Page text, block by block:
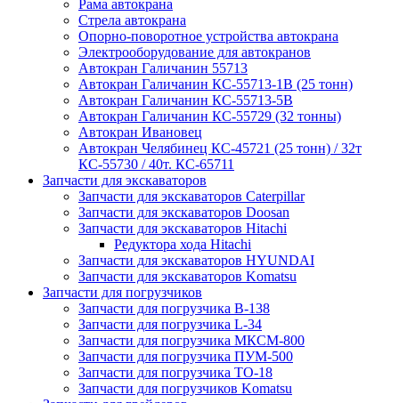
Рама автокрана
Стрела автокрана
Опорно-поворотное устройства автокрана
Электрооборудование для автокранов
Автокран Галичанин 55713
Автокран Галичанин КС-55713-1В (25 тонн)
Автокран Галичанин КС-55713-5В
Автокран Галичанин КС-55729 (32 тонны)
Автокран Ивановец
Автокран Челябинец КС-45721 (25 тонн) / 32т
КС-55730 / 40т. КС-65711
Запчасти для экскаваторов
Запчасти для экскаваторов Caterpillar
Запчасти для экскаваторов Doosan
Запчасти для экскаваторов Hitachi
Редуктора хода Hitachi
Запчасти для экскаваторов HYUNDAI
Запчасти для экскаваторов Komatsu
Запчасти для погрузчиков
Запчасти для погрузчика B-138
Запчасти для погрузчика L-34
Запчасти для погрузчика МКСМ-800
Запчасти для погрузчика ПУМ-500
Запчасти для погрузчика ТО-18
Запчасти для погрузчиков Komatsu